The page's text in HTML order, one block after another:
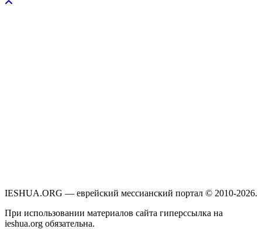
IESHUA.ORG — еврейский мессианский портал © 2010-2026.
При использовании материалов сайта гиперссылка на
ieshua.org обязательна.